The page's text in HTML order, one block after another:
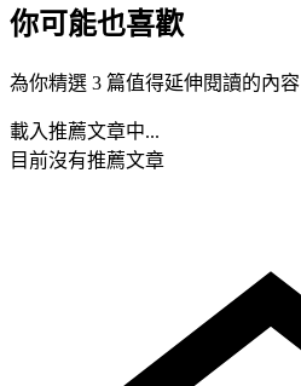
你可能也喜歡
為你精選 3 篇值得延伸閱讀的內容
載入推薦文章中...
目前沒有推薦文章